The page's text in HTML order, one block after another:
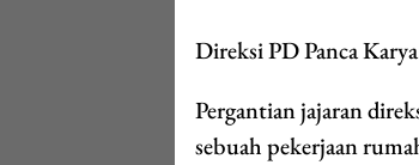
Direksi PD Panca
Pergantian jajaran
sebuah pekerjaan